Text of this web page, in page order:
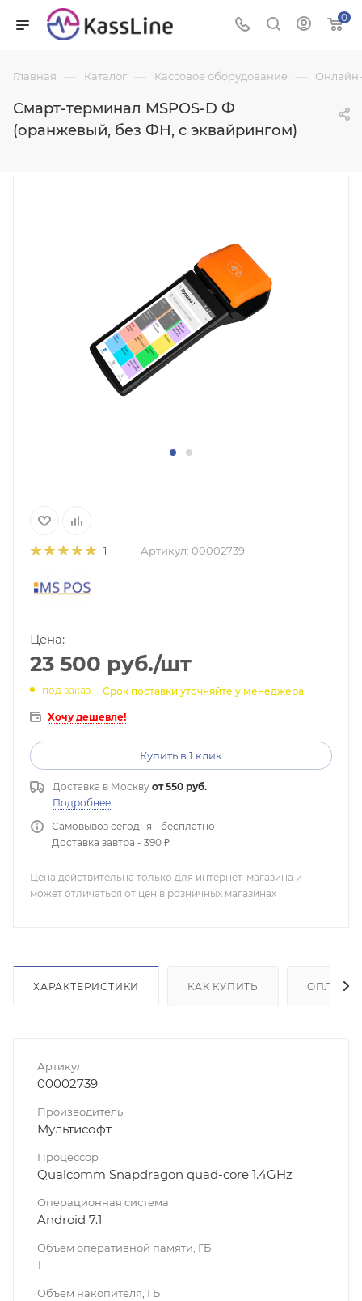
0
Главная — Каталог — Кассовое оборудование —
Смарт-терминал MSPOS-D Ф
(оранжевый, без ФН, с эквайрингом)
1 Артикул: 00002739
Цена:
23 500 руб./шт
под заказ Срок поставки уточняйте у менеджера
Хочу дешевле!
Купить в 1 клик
Доставка в Москву от 550 руб.
Подробнее
Самовывоз сегодня - бесплатно
Доставка завтра - 390 ₽
Цена действительна только для интернет-магазина и
может отличаться от цен в розничных магазинах
ХАРАКТЕРИСТИКИ КАК КУПИТЬ ОПЛАТА
Артикул
00002739
Производитель
Мультисофт
Процессор
Qualcomm Snapdragon quad-core 1.4GHz
Операционная система
Android 7.1
Объем оперативной памяти, ГБ
1
Объем накопителя, ГБ